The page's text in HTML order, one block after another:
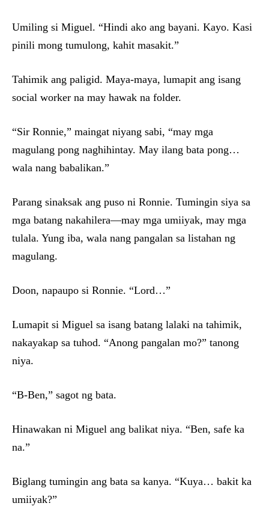
Umiling si Miguel. “Hindi ako ang bayani. Kayo. Kasi
pinili mong tumulong, kahit masakit.”
Tahimik ang paligid. Maya-maya, lumapit ang isang
social worker na may hawak na folder.
“Sir Ronnie,” maingat niyang sabi, “may mga
magulang pong naghihintay. May ilang bata pong…
wala nang babalikan.”
Parang sinaksak ang puso ni Ronnie. Tumingin siya sa
mga batang nakahilera—may mga umiiyak, may mga
tulala. Yung iba, wala nang pangalan sa listahan ng
magulang.
Doon, napaupo si Ronnie. “Lord…”
Lumapit si Miguel sa isang batang lalaki na tahimik,
nakayakap sa tuhod. “Anong pangalan mo?” tanong
niya.
“B-Ben,” sagot ng bata.
Hinawakan ni Miguel ang balikat niya. “Ben, safe ka
na.”
Biglang tumingin ang bata sa kanya. “Kuya… bakit ka
umiiyak?”